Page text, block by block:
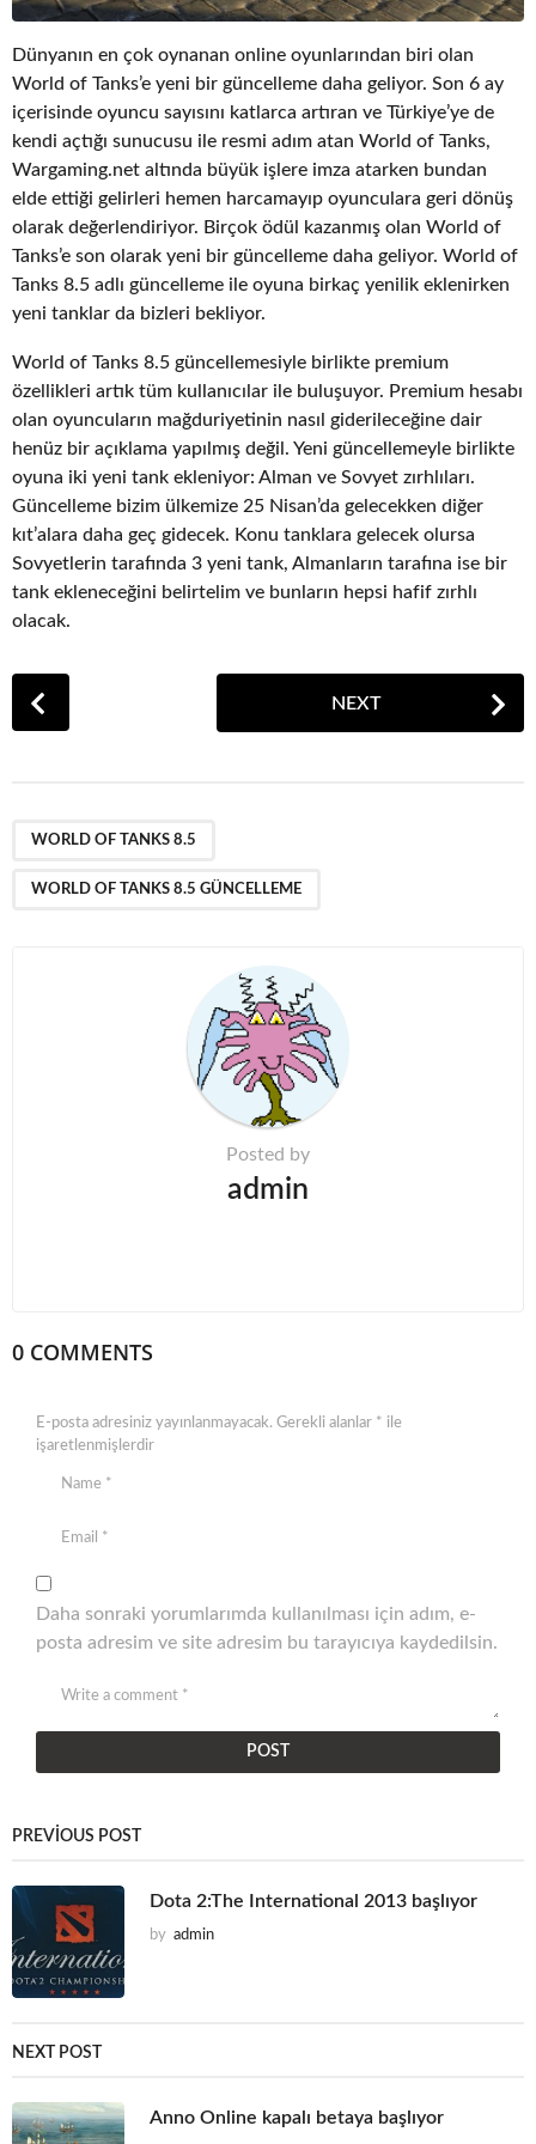
Dünyanın en çok oynanan online oyunlarından biri olan
World of Tanks’e yeni bir güncelleme daha geliyor. Son 6 ay
içerisinde oyuncu sayısını katlarca artıran ve Türkiye’ye de
kendi açtığı sunucusu ile resmi adım atan World of Tanks,
Wargaming.net altında büyük işlere imza atarken bundan
elde ettiği gelirleri hemen harcamayıp oyunculara geri dönüş
olarak değerlendiriyor. Birçok ödül kazanmış olan World of
Tanks’e son olarak yeni bir güncelleme daha geliyor. World of
Tanks 8.5 adlı güncelleme ile oyuna birkaç yenilik eklenirken
yeni tanklar da bizleri bekliyor.
World of Tanks 8.5 güncellemesiyle birlikte premium
özellikleri artık tüm kullanıcılar ile buluşuyor. Premium hesabı
olan oyuncuların mağduriyetinin nasıl giderileceğine dair
henüz bir açıklama yapılmış değil. Yeni güncellemeyle birlikte
oyuna iki yeni tank ekleniyor: Alman ve Sovyet zırhlıları.
Güncelleme bizim ülkemize 25 Nisan’da gelecekken diğer
kıt’alara daha geç gidecek. Konu tanklara gelecek olursa
Sovyetlerin tarafında 3 yeni tank, Almanların tarafına ise bir
tank ekleneceğini belirtelim ve bunların hepsi hafif zırhlı
olacak.
o
NEXT
WORLD OF TANKS 8.5
WORLD OF TANKS 8.5 GÜNCELLEME
Posted by
admin
0 COMMENTS
E-posta adresiniz yayınlanmayacak. Gerekli alanlar * ile
işaretlenmişlerdir
Daha sonraki yorumlarımda kullanılması için adım, e-
posta adresim ve site adresim bu tarayıcıya kaydedilsin.
PREVIOUS POST
Dota 2:The International 2013 başlıyor
by admin
NEXT POST
Anno Online kapalı betaya başlıyor